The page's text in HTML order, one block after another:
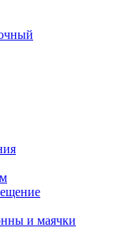
и маячки